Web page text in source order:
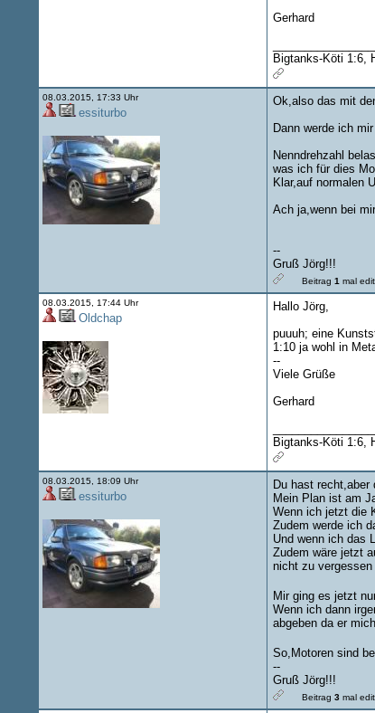
Gerhard
Bigtanks-Köti 1:6,
08.03.2015, 17:33 Uhr
essiturbo
Ok,also das mit
Dann werde ich
Nenndrehzahl
was ich für dies
Klar,auf normalen
Ach ja,wenn bei
--
Gruß Jörg!!!
Beitrag 1 mal
08.03.2015, 17:44 Uhr
Oldchap
Hallo Jörg,
puuuh; eine
1:10 ja wohl in
--
Viele Grüße
Gerhard
Bigtanks-Köti 1:6,
08.03.2015, 18:09 Uhr
essiturbo
Du hast
Mein Plan ist am
Wenn ich jetzt die
Zudem werde ich
Und wenn ich das
Zudem wäre jetzt
nicht zu
Mir ging es jetzt
Wenn ich dann
abgeben da er
So,Motoren sind
--
Gruß Jörg!!!
Beitrag 3mal